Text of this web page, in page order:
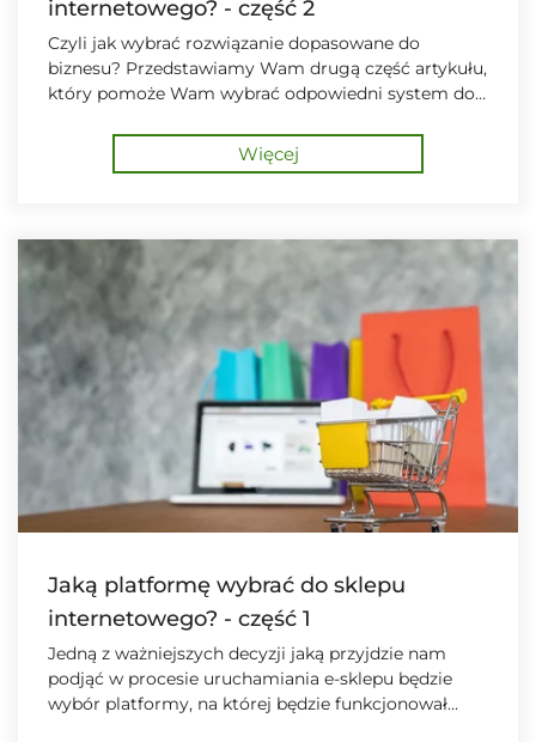
internetowego? - część 2
Czyli jak wybrać rozwiązanie dopasowane do
biznesu? Przedstawiamy Wam drugą część artykułu,
który pomoże Wam wybrać odpowiedni system do
Więcej
Jaką platformę wybrać do sklepu
internetowego? - część 1
Jedną z ważniejszych decyzji jaką przyjdzie nam
podjąć w procesie uruchamiania e-sklepu będzie
wybór platformy, na której będzie funkcjonował